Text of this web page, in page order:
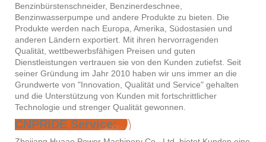
Benzinbürstenschneider, Benzinerdeschnee,
Benzinwasserpumpe und andere Produkte zu bieten. Die
Produkte werden nach Europa, Amerika, Südostasien und
anderen Ländern exportiert. Mit ihren hervorragenden
Qualität, wettbewerbsfähigen Preisen und guten
Dienstleistungen vertrauen sie von den Kunden zutiefst. Seit
seiner Gründung im Jahr 2010 haben wir uns immer an die
Grundwerte von "Innovation, Qualität und Service" gehalten
und die Unterstützung von Kunden mit fortschrittlicher
Technologie und strenger Qualität gewonnen.
CNPRIDE Service: